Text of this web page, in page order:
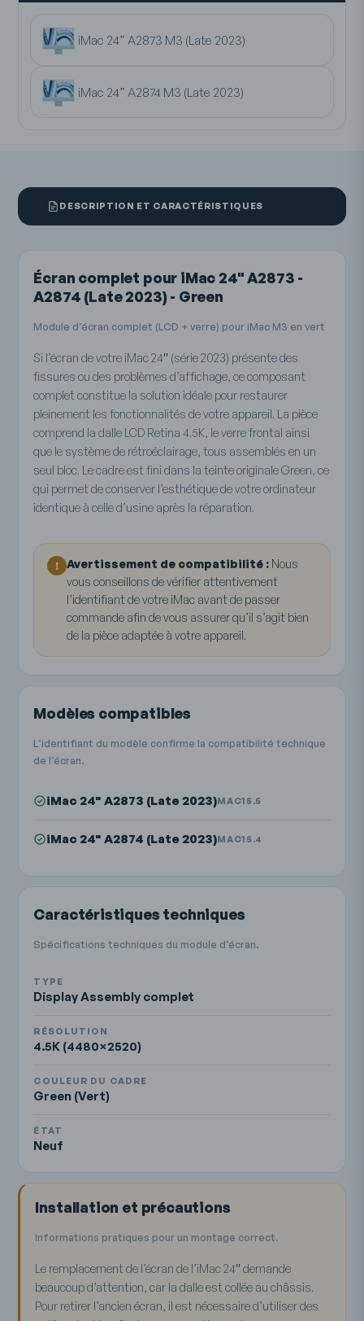
iMac 24” A2873 M3 (Late 2023)
iMac 24” A2874 M3 (Late 2023)
DESCRIPTION ET CARACTÉRISTIQUES
Écran complet pour iMac 24" A2873 -
A2874 (Late 2023) - Green
Module d’écran complet (LCD + verre) pour iMac M3 en vert
Si l’écran de votre iMac 24″ (série 2023) présente des
fissures ou des problèmes d’affichage, ce composant
complet constitue la solution idéale pour restaurer
pleinement les fonctionnalités de votre appareil. La pièce
comprend la dalle LCD Retina 4.5K, le verre frontal ainsi
que le système de rétroéclairage, tous assemblés en un
seul bloc. Le cadre est fini dans la teinte originale Green, ce
qui permet de conserver l’esthétique de votre ordinateur
identique à celle d’usine après la réparation.
! Avertissement de compatibilité : Nous
vous conseillons de vérifier attentivement
l’identifiant de votre iMac avant de passer
commande afin de vous assurer qu’il s’agit bien
de la pièce adaptée à votre appareil.
Modèles compatibles
L’identifiant du modèle confirme la compatibilité technique
de l’écran.
iMac 24" A2873 (Late 2023)MAC15.5
iMac 24" A2874 (Late 2023)MAC15.4
Caractéristiques techniques
Spécifications techniques du module d’écran.
TYPE
Display Assembly complet
RÉSOLUTION
4.5K (4480×2520)
COULEUR DU CADRE
Green (Vert)
ÉTAT
Neuf
Installation et précautions
Informations pratiques pour un montage correct.
Le remplacement de l’écran de l’iMac 24″ demande
beaucoup d’attention, car la dalle est collée au châssis.
Pour retirer l’ancien écran, il est nécessaire d’utiliser des